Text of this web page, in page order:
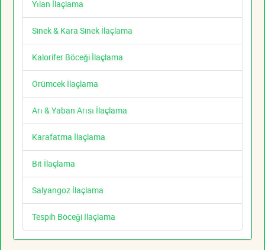
Yılan İlaçlama
Sinek & Kara Sinek İlaçlama
Kalorifer Böceği İlaçlama
Örümcek İlaçlama
Arı & Yaban Arısı İlaçlama
Karafatma İlaçlama
Bit İlaçlama
Salyangoz İlaçlama
Tespih Böceği İlaçlama